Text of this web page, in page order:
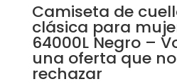
Camiseta de
clásica para
64000L Negro –
una oferta que
rechazar